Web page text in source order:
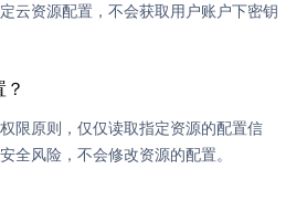
云资源配置，不会获取用户账户下密钥
限原则，仅仅读取指定资源的配置信
全风险，不会修改资源的配置。